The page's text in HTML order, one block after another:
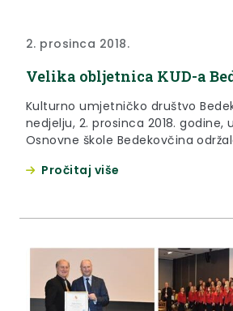
2. prosinca 2018.
Velika obljetnica KUD-a
Kulturno umjetničko društvo
nedjelju, 2. prosinca 2018. godine,
Osnovne škole Bedekovčina
Pročitaj više